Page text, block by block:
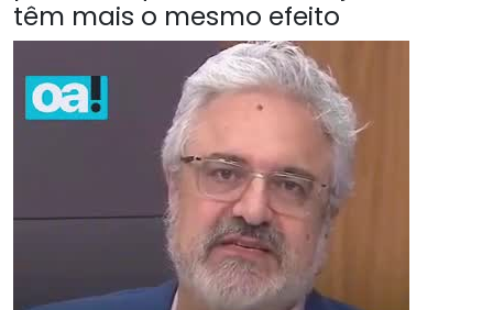
têm mais o mesmo efeito